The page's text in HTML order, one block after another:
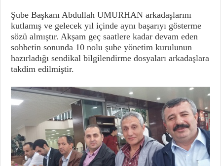
Şube Başkanı Abdullah UMURHAN arkadaşlarını
kutlamış ve gelecek yıl içinde aynı başarıyı gösterme
sözü almıştır. Akşam geç saatlere kadar devam eden
sohbetin sonunda 10 nolu şube yönetim kurulunun
hazırladığı sendikal bilgilendirme dosyaları arkadaşlara
takdim edilmiştir.